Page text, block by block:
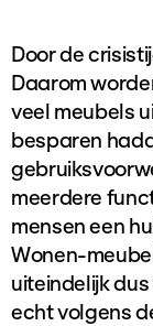
Door de
Daarom
veel meubels
besparen
meerdere
mensen een
Wonen-
uiteindelijk
echt volgens